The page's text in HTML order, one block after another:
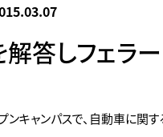
答しフェラ
キャンパスで、自動車に関す